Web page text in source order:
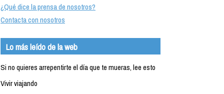
¿Qué dice la prensa de nosotros?
Contacta con nosotros
Lo más leído de la web
Si no quieres arrepentirte el día que te mueras, lee esto
Vivir viajando